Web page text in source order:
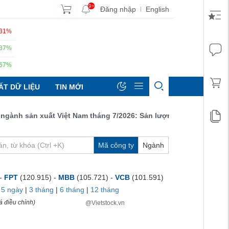
9+ Đăng nhập | English
DỮ LIỆU TIN MỚI
sản xuất Việt Nam tháng 7/2026: Sản lượng, số lượng đơn
Mã công ty Ngành
FPT (120.915) - MBB (105.721) - VCB (101.591)
5 ngày | 3 tháng | 6 tháng | 12 tháng
điều chỉnh) @Vietstock.vn